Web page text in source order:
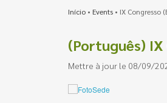
Início• Events• IX Congresso
(Português)
Mettre à jour le 08/09/